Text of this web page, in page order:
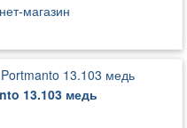
магазин
13.103 медь